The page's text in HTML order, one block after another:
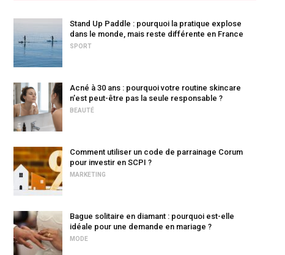
Stand Up Paddle : pourquoi la pratique explose
dans le monde, mais reste différente en France
SPORT
Acné à 30 ans : pourquoi votre routine skincare
n’est peut-être pas la seule responsable ?
BEAUTÉ
Comment utiliser un code de parrainage Corum
pour investir en SCPI ?
MARKETING
Bague solitaire en diamant : pourquoi est-elle
idéale pour une demande en mariage ?
MODE